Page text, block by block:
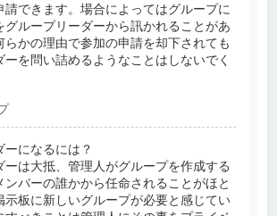
請できます。場合によってはグループに
グループリーダーから訊かれることがあ
らかの理由で参加の申請を却下されても
ーを問い詰めるようなことはしないでく
ーになるには？
ーは大抵、管理人がグループを作成する
ンバーの誰かから任命されることがほと
示板に新しいグループが必要と感じてい